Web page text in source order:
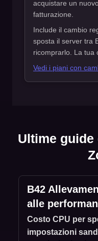
acquistare un
fatturazione.
Include il cambio
sposta il server tra
ricomprarlo. La tua
Vedi i piani con
Ultime
B42
alle
Costo CPU per
impostazioni